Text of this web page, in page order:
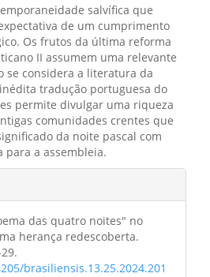
salvífica que
de um cumprimento
Os frutos da última reforma
II assumem uma relevante
se considera a literatura da
tradução portuguesa do
permite divulgar uma riqueza
comunidades crentes que
da noite pascal com
para a assembleia.
das quatro noites" no
herança redescoberta.
brasiliensis.13.25.2024.201